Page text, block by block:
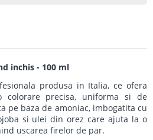
inchis - 100 ml
produsa in Italia, ce ofera
colorare precisa, uniforma si de
pe baza de amoniac, imbogatita cu
si ulei din orez care ajuta la o
uscarea firelor de par.